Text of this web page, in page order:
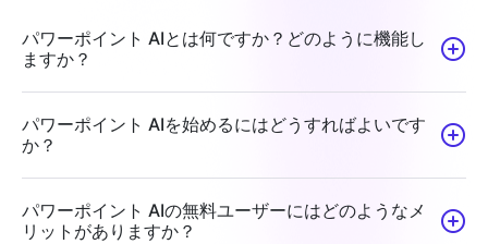
パワーポイント AIとは何ですか？どのように機能し
ますか？
パワーポイント AIを始めるにはどうすればよいです
か？
パワーポイント AIの無料ユーザーにはどのようなメ
リットがありますか？